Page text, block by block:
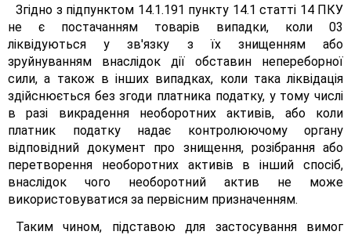
Згідно з підпунктом 14.1.191 пункту 14.1 статті 14 ПКУ
не є постачанням товарів випадки, коли 03
ліквідуються у зв'язку з їх знищенням або
зруйнуванням внаслідок дії обставин непереборної
сили, а також в інших випадках, коли така ліквідація
здійснюється без згоди платника податку, у тому числі
в разі викрадення необоротних активів, або коли
платник податку надає контролюючому органу
відповідний документ про знищення, розібрання або
перетворення необоротних активів в інший спосіб,
внаслідок чого необоротний актив не може
використовуватися за первісним призначенням.
Таким чином, підставою для застосування вимог